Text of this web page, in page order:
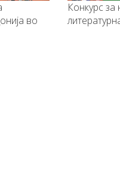
Конкурс за најдобра
литературна творба